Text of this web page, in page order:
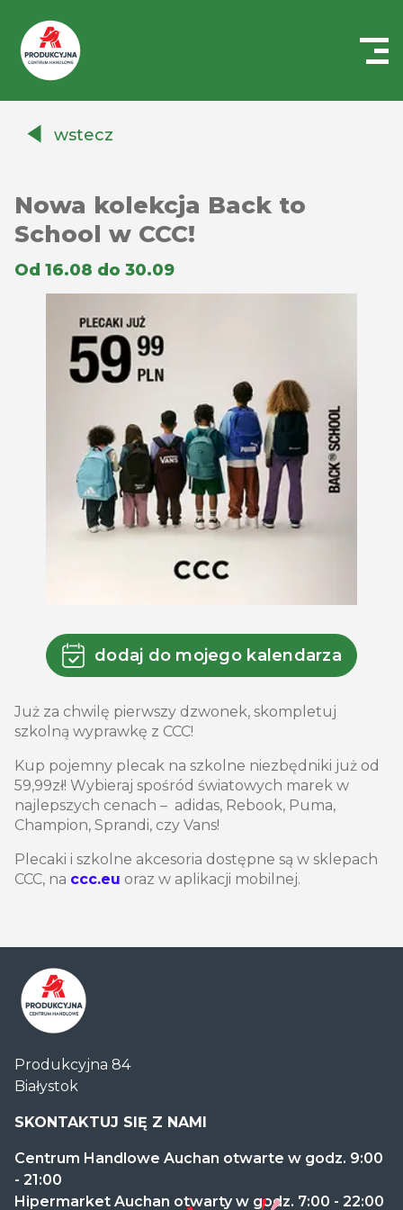
Auchanwstecz
Nowa kolekcja Back to
School w CCC!
Od 16.08 do 30.09
dodaj do mojego kalendarza
Już za chwilę pierwszy dzwonek, skompletuj
szkolną wyprawkę z CCC!
Kup pojemny plecak na szkolne niezbędniki już od
59,99zł! Wybieraj spośród światowych marek w
najlepszych cenach – adidas, Rebook, Puma,
Champion, Sprandi, czy Vans!
Plecaki i szkolne akcesoria dostępne są w sklepach
CCC, na ccc.eu oraz w aplikacji mobilnej.
Handlowe
Auchan
Produkcyjna
Produkcyjna 84
Białystok
SKONTAKTUJ SIĘ Z NAMI
Centrum Handlowe Auchan otwarte w godz. 9:00
- 21:00
Hipermarket Auchan otwarty w godz. 7:00 - 22:00